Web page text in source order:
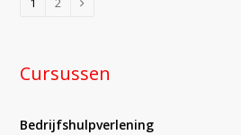
Cursussen
Bedrijfshulpverlening